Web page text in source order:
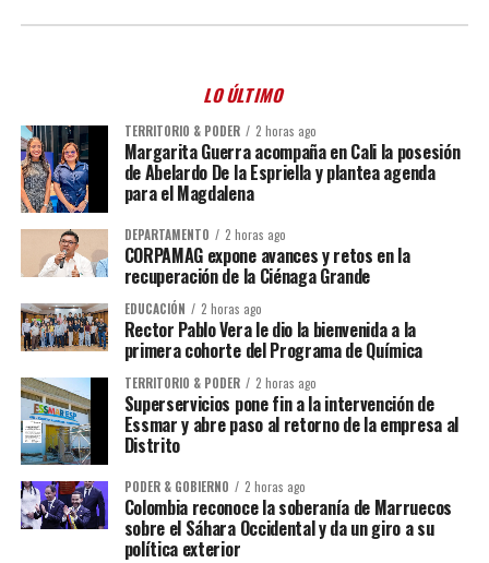
LO ÚLTIMO
TERRITORIO & PODER 2 horas ago
Margarita Guerra acompaña en Cali la posesión
de Abelardo De la Espriella y plantea agenda
para el Magdalena
DEPARTAMENTO 2 horas ago
CORPAMAG expone avances y retos en la
recuperación de la Ciénaga Grande
EDUCACIÓN 2 horas ago
Rector Pablo Vera le dio la bienvenida a la
primera cohorte del Programa de Química
TERRITORIO & PODER 2 horas ago
Superservicios pone fin a la intervención de
Essmar y abre paso al retorno de la empresa al
Distrito
PODER & GOBIERNO 2 horas ago
Colombia reconoce la soberanía de Marruecos
sobre el Sáhara Occidental y da un giro a su
política exterior